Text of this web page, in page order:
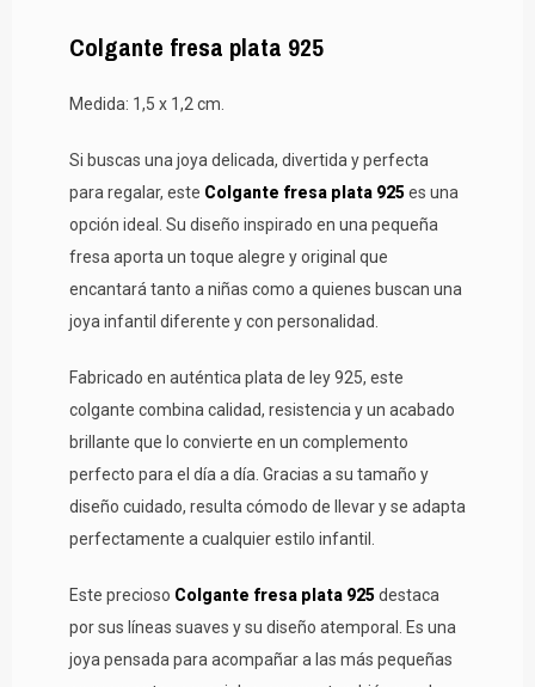
Colgante fresa plata 925
Medida: 1,5 x 1,2 cm.
Si buscas una joya delicada, divertida y perfecta
para regalar, este Colgante fresa plata 925es una
opción ideal. Su diseño inspirado en una pequeña
fresa aporta un toque alegre y original que
encantará tanto a niñas como a quienes buscan una
joya infantil diferente y con personalidad.
Fabricado en auténtica plata de ley 925, este
colgante combina calidad, resistencia y un acabado
brillante que lo convierte en un complemento
perfecto para el día a día. Gracias a su tamaño y
diseño cuidado, resulta cómodo de llevar y se adapta
perfectamente a cualquier estilo infantil.
Este precioso Colgante fresa plata 925destaca
por sus líneas suaves y su diseño atemporal. Es una
joya pensada para acompañar a las más pequeñas